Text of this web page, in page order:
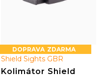
ZDARMA
Shield Sights GBR
Kolimátor Shield